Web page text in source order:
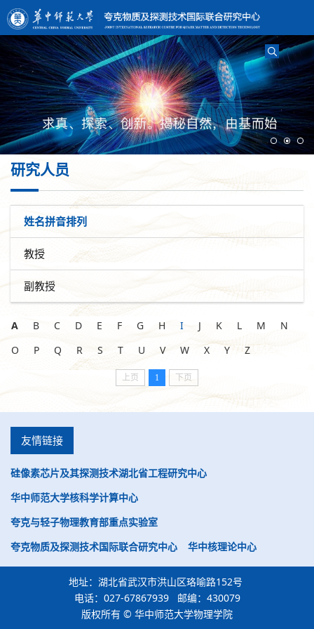
研究人员
姓名拼音排列
教授
副教授
A B C D E F G H I J K L M
N
O
P Q R S T U V W X Y Z
上页 1 下页
友情链接
硅像素芯片及其探测技术湖北省工程研究中心
华中师范大学核科学计算中心
夸克与轻子物理教育部重点实验室
夸克物质及探测技术国际联合研究中心
华中核理论中心
地址：湖北省武汉市洪山区珞喻路152号
电话：027-67867939 邮编：430079
版权所有 © 华中师范大学物理学院